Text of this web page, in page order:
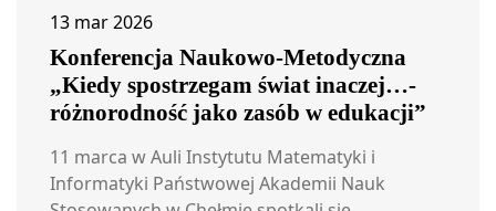
13 mar 2026
Konferencja Naukowo-Metodyczna
„Kiedy spostrzegam świat inaczej…-
różnorodność jako zasób w edukacji”
11 marca w Auli Instytutu Matematyki i
Informatyki Państwowej Akademii Nauk